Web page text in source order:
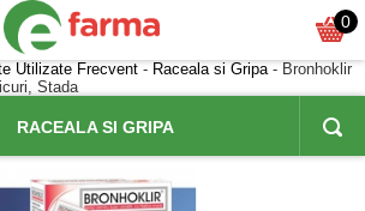
0
Utilizate Frecvent - Raceala si Gripa- Bronhoklir
Stada
RACEALA SI GRIPA